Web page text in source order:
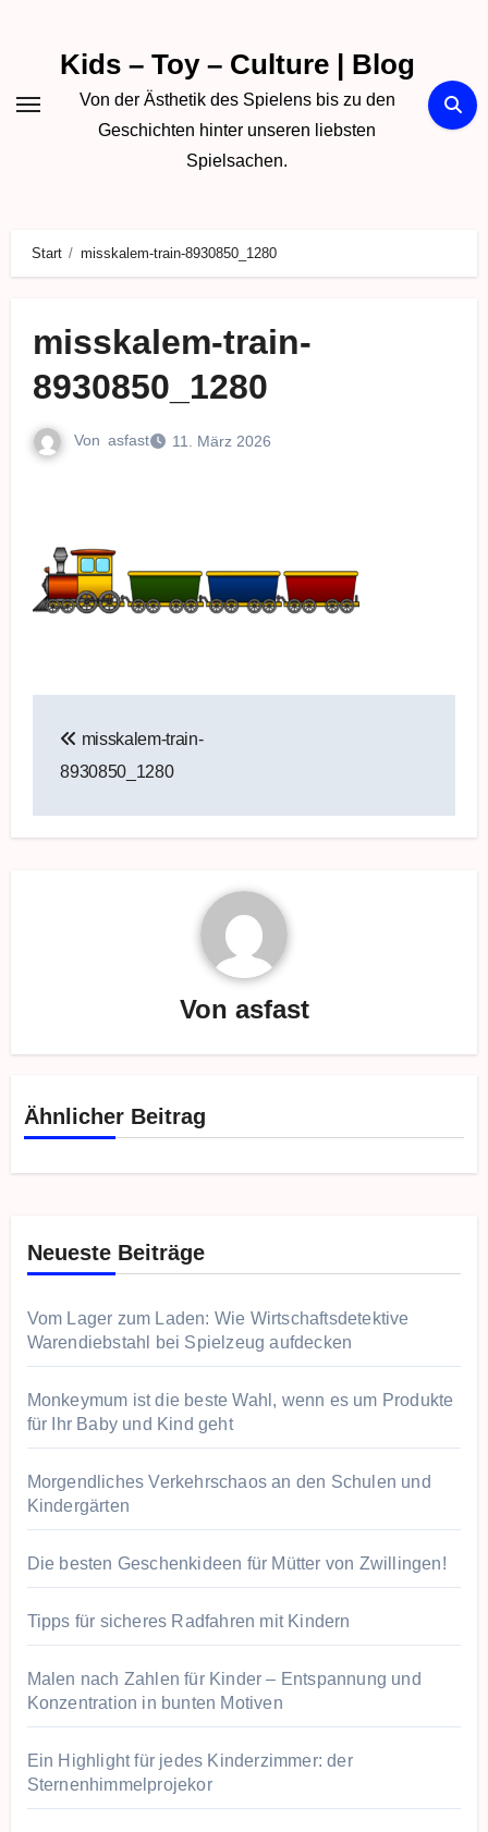
springenKids – Toy – Culture | Blog
Von der Ästhetik des Spielens bis zu den
Geschichten hinter unseren liebsten
Spielsachen.
Start misskalem-train-8930850_1280
misskalem-train-
8930850_1280
Von asfast 11. März 2026
misskalem-train-
8930850_1280
Von asfast
Ähnlicher Beitrag
Neueste Beiträge
Vom Lager zum Laden: Wie Wirtschaftsdetektive
Warendiebstahl bei Spielzeug aufdecken
Monkeymum ist die beste Wahl, wenn es um Produkte
für Ihr Baby und Kind geht
Morgendliches Verkehrschaos an den Schulen und
Kindergärten
Die besten Geschenkideen für Mütter von Zwillingen!
Tipps für sicheres Radfahren mit Kindern
Malen nach Zahlen für Kinder – Entspannung und
Konzentration in bunten Motiven
Ein Highlight für jedes Kinderzimmer: der
Sternenhimmelprojekor